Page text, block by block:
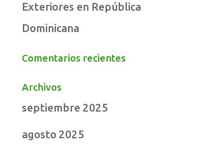
Exteriores en República
Dominicana
Comentarios recientes
Archivos
septiembre 2025
agosto 2025